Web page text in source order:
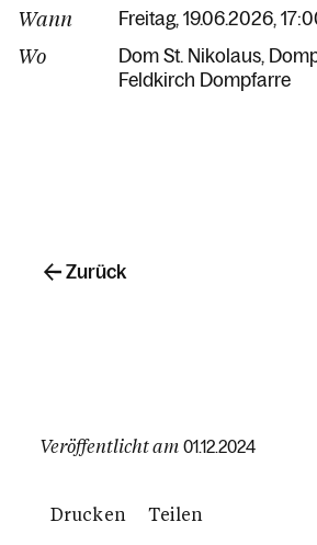
Wann Freitag, 19.06.2026,
Wo Dom St. Nikolaus
Feldkirch Dompfarre
Veröffentlicht am 01.12.2024
Drucken Teilen
Zurück